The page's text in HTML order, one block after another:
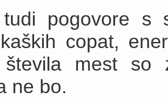
tudi pogovore s
copat,
števila mest so
ne bo.